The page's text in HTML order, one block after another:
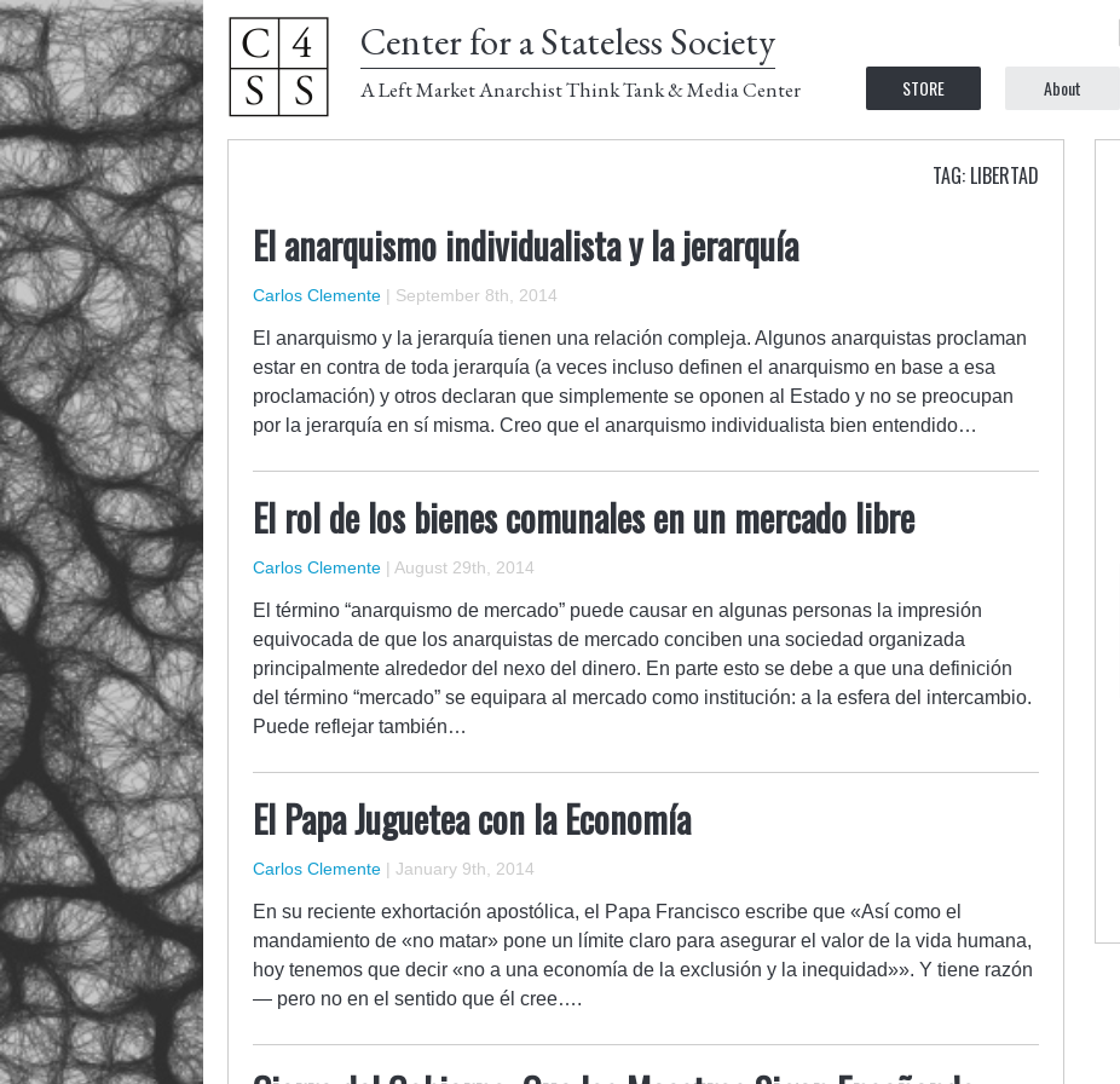
Center for a Stateless Society
A Left Market Anarchist Think Tank & Media Center STORE About
TAG: LIBERTAD
El anarquismo individualista y la jerarquía
Carlos Clemente | September 8th, 2014
El anarquismo y la jerarquía tienen una relación compleja. Algunos anarquistas proclaman
estar en contra de toda jerarquía (a veces incluso definen el anarquismo en base a esa
proclamación) y otros declaran que simplemente se oponen al Estado y no se preocupan
por la jerarquía en sí misma. Creo que el anarquismo individualista bien entendido…
El rol de los bienes comunales en un mercado libre
Carlos Clemente | August 29th, 2014
El término “anarquismo de mercado” puede causar en algunas personas la impresión
equivocada de que los anarquistas de mercado conciben una sociedad organizada
principalmente alrededor del nexo del dinero. En parte esto se debe a que una definición
del término “mercado” se equipara al mercado como institución: a la esfera del intercambio.
Puede reflejar también…
El Papa Juguetea con la Economía
Carlos Clemente | January 9th, 2014
En su reciente exhortación apostólica, el Papa Francisco escribe que «Así como el
mandamiento de «no matar» pone un límite claro para asegurar el valor de la vida humana,
hoy tenemos que decir «no a una economía de la exclusión y la inequidad»». Y tiene razón
— pero no en el sentido que él cree….